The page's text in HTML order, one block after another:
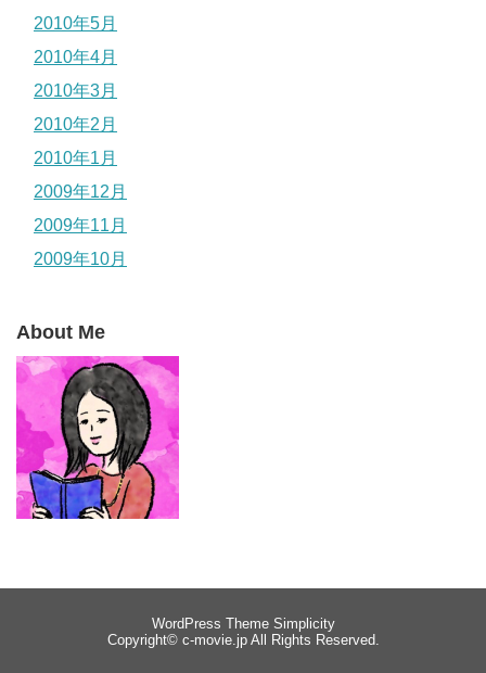
2010年5月
2010年4月
2010年3月
2010年2月
2010年1月
2009年12月
2009年11月
2009年10月
About Me
WordPress Theme Simplicity
Copyright© c-movie.jpAll Rights Reserved.